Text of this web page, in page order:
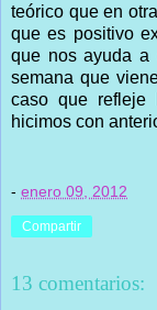
teórico que en
que es positivo
que nos ayuda a
semana que
caso que refleje
hicimos con
- enero 09, 2012
Compartir
13 comentarios: